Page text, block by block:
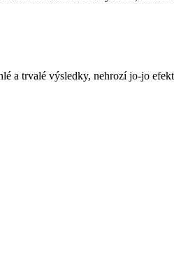
a trvalé výsledky, nehrozí jo-jo